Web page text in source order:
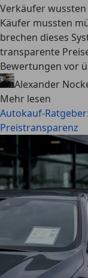
Verkäufer wussten
Käufer mussten
brechen dieses
transparente
Bewertungen vor
Alexander
Mehr lesen
Autokauf-
Preistransparenz